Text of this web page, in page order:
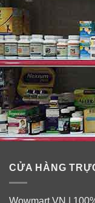
CỬA HÀNG
Wowmart.VN |